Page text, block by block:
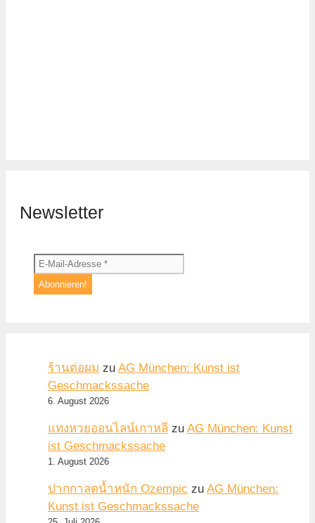
Newsletter
ร้านต่อผม zu AG München: Kunst ist
Geschmackssache
6. August 2026
แทงหวยออนไลน์เกาหลี zu AG München: Kunst
ist Geschmackssache
1. August 2026
ปากกาลดน้ำหนัก Ozempic zu AG München:
Kunst ist Geschmackssache